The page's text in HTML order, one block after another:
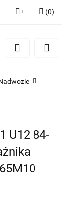
się
(0)
U12 84-